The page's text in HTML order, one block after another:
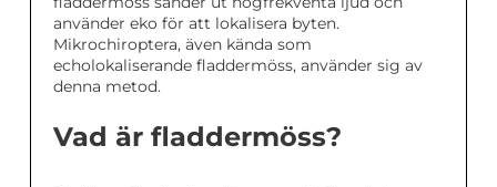
använder eko för att lokalisera byten.
Mikrochiroptera, även kända som
echolokaliserande fladdermöss, använder sig av
denna metod.
Vad är fladdermöss?